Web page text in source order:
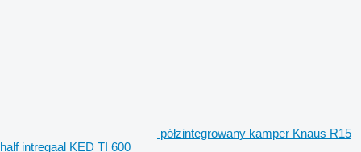
półzintegrowany kamper Knaus R15
half intregaal KED TI 600